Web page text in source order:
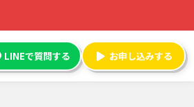
LINEで質問する お申し込みする